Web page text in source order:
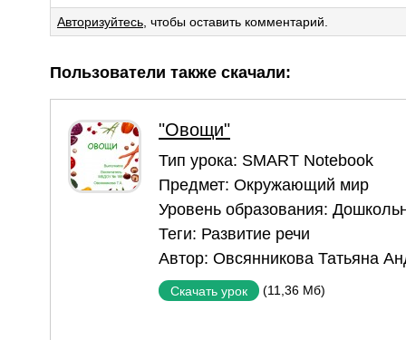
Авторизуйтесь , чтобы оставить комментарий.
Пользователи также скачали:
"Овощи"
Тип урока: SMART Notebook
Предмет: Окружающий мир
Уровень образования:
Теги: Развитие речи
Автор: Овсянникова Татьяна
Скачать урок (11,36 Мб)